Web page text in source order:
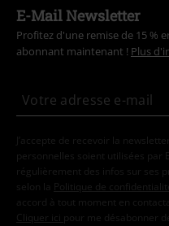
E-Mail Newsletter
Profitez d'une remise de 15 %
abonnant maintenant ! Plus
J’accepte de recevoir la
personnelles soient utilisées par
régulièrement des infos sur ses
selon la
Politique de
accord à tout moment en
Cliquer ici pour me désabonner